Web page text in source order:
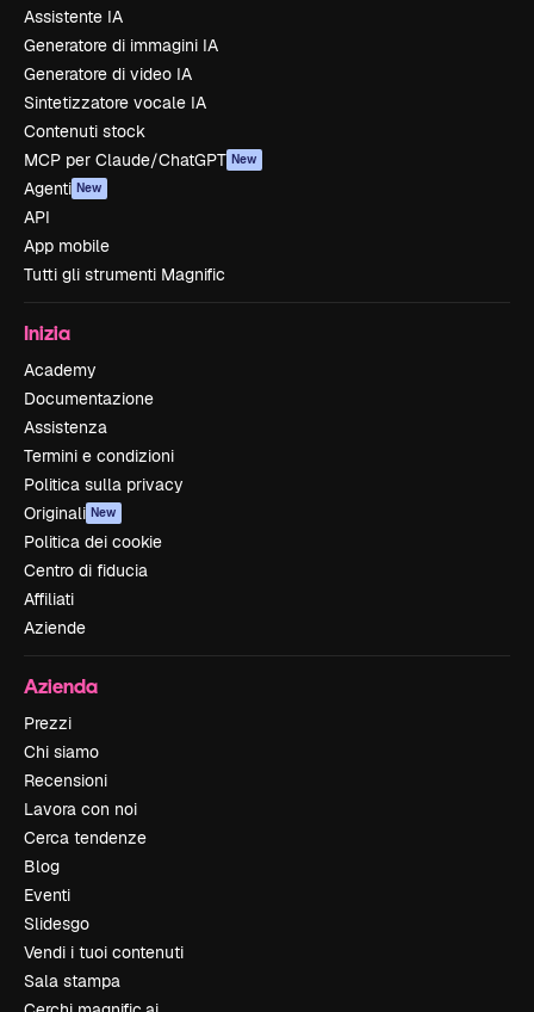
Assistente IA
Generatore di immagini IA
Generatore di video IA
Sintetizzatore vocale IA
Contenuti stock
MCP per Claude/ChatGPT New
Agenti New
API
App mobile
Tutti gli strumenti Magnific
Inizia
Academy
Documentazione
Assistenza
Termini e condizioni
Politica sulla privacy
Originali New
Politica dei cookie
Centro di fiducia
Affiliati
Aziende
Azienda
Prezzi
Chi siamo
Recensioni
Lavora con noi
Cerca tendenze
Blog
Eventi
Slidesgo
Vendi i tuoi contenuti
Sala stampa